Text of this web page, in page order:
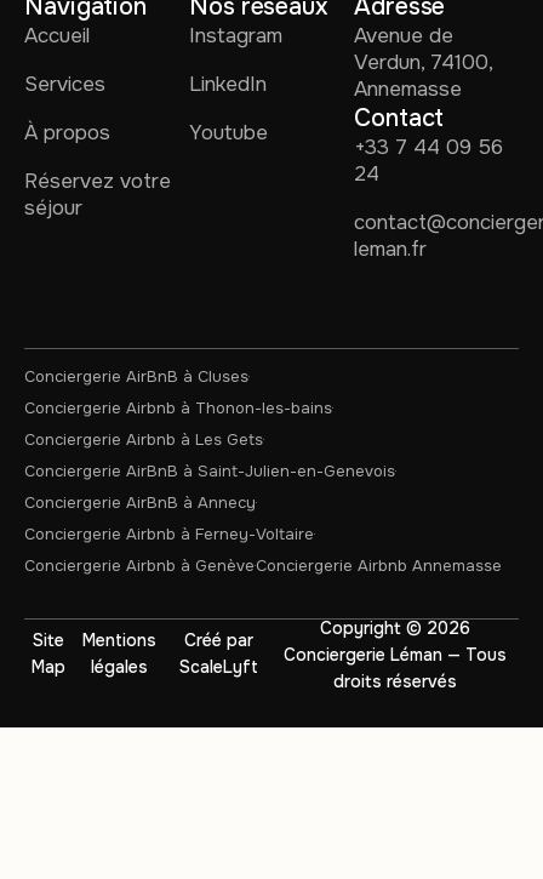
Navigation
Accueil
Services
À propos
Réservez votre
séjour
Nos réseaux
Instagram
LinkedIn
Youtube
Adresse
Avenue de
Verdun, 74100,
Annemasse
Contact
+33 7 44 09 56
24
leman.fr
Conciergerie AirBnB à Cluses
Conciergerie Airbnb à Thonon-les-bains
Conciergerie Airbnb à Les Gets
Conciergerie AirBnB à Saint-Julien-en-Genevois
Conciergerie AirBnB à Annecy
Conciergerie Airbnb à Ferney-Voltaire
Conciergerie Airbnb à GenèveConciergerie Airbnb Annemasse
Copyright © 2026
Conciergerie Léman — Tous
droits réservés
Site
Map
Mentions
légales
Créé par
ScaleLyft